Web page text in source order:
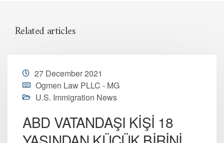
Related articles
27 December 2021
Ogmen Law PLLC - MG
U.S. Immigration News
ABD VATANDAŞI KİŞİ 18